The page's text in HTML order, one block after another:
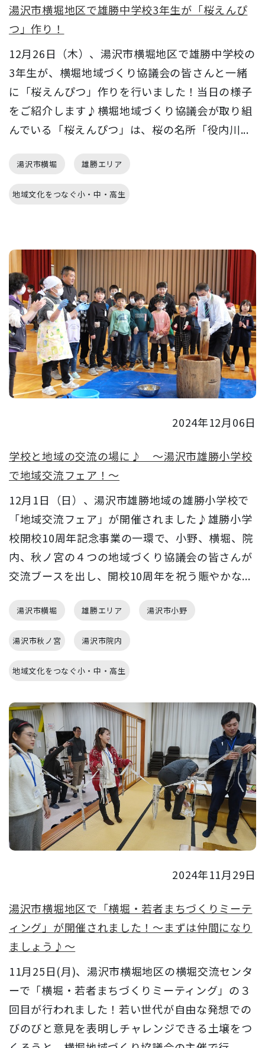
湯沢市横堀地区で雄勝中学校3年生が「桜えんぴ
つ」作り！
12月26日（木）、湯沢市横堀地区で雄勝中学校の
3年生が、横堀地域づくり協議会の皆さんと一緒
に「桜えんぴつ」作りを行いました！当日の様子
をご紹介します♪横堀地域づくり協議会が取り組
んでいる「桜えんぴつ」は、桜の名所「役内川...
湯沢市横堀 雄勝エリア
地域文化をつなぐ小・中・高生
2024年12月06日
学校と地域の交流の場に♪ ～湯沢市雄勝小学校
で地域交流フェア！～
12月1日（日）、湯沢市雄勝地域の雄勝小学校で
「地域交流フェア」が開催されました♪雄勝小学
校開校10周年記念事業の一環で、小野、横堀、院
内、秋ノ宮の４つの地域づくり協議会の皆さんが
交流ブースを出し、開校10周年を祝う賑やかな...
湯沢市横堀 雄勝エリア 湯沢市小野
湯沢市秋ノ宮 湯沢市院内
地域文化をつなぐ小・中・高生
2024年11月29日
湯沢市横堀地区で「横堀・若者まちづくりミーテ
ィング」が開催されました！～まずは仲間になり
ましょう♪～
11月25日(月)、湯沢市横堀地区の横堀交流センタ
ーで「横堀・若者まちづくりミーティング」の３
回目が行われました！若い世代が自由な発想での
びのびと意見を表明しチャレンジできる土壌をつ